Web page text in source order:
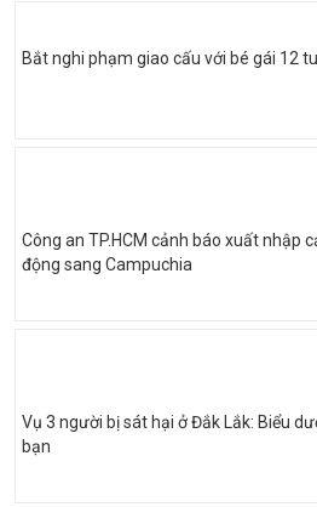
Bắt nghi phạm giao cấu với bé gái 12
Công an TP.HCM cảnh báo xuất nhập
động sang Campuchia
Vụ 3 người bị sát hại ở Đắk Lắk: Biểu
bạn